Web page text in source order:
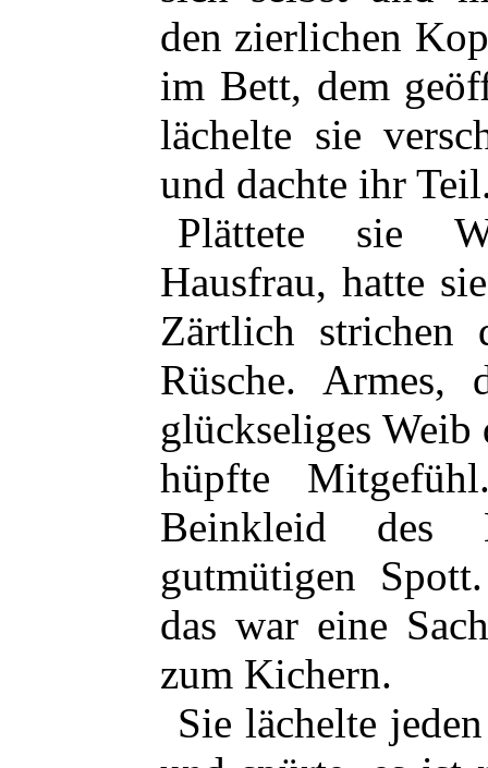
den zierlichen
im Bett, dem
lächelte sie
und dachte ihr
Plättete sie
Hausfrau, hatte
Zärtlich strichen
Rüsche.
glückseliges
hüpfte
Beinkleid des
gutmütigen
das war eine
zum Kichern.
Sie lächelte